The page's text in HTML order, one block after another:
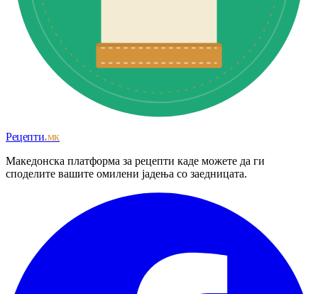
Рецепти.мк
Македонска платформа за рецепти каде можете да ги
споделите вашите омилени јадења со заедницата.